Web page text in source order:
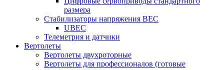
размера
Стабилизаторы напряжения BEC
UBEC
Телеметрия и датчики
Вертолеты
Вертолеты двухроторные
Вертолеты для профессионалов (готовые